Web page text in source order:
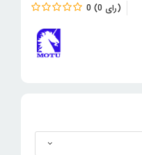
0 0